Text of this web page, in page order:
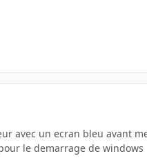
avec un ecran bleu avant
le demarrage de windows